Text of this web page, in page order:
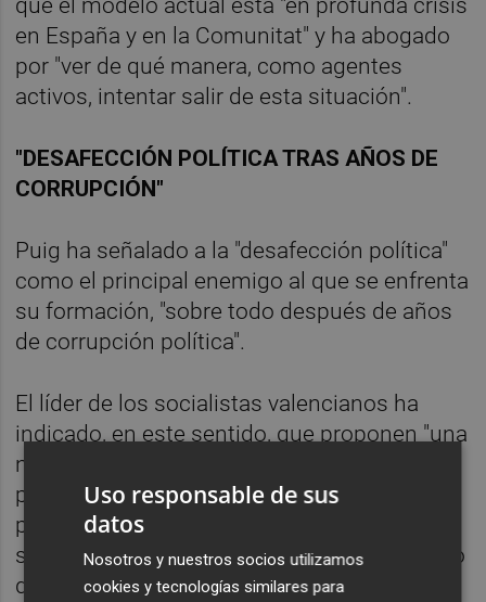
que el modelo actual está "en profunda crisis
en España y en la Comunitat" y ha abogado
por "ver de qué manera, como agentes
activos, intentar salir de esta situación".
"DESAFECCIÓN POLÍTICA TRAS AÑOS DE
CORRUPCIÓN"
Puig ha señalado a la "desafección política"
como el principal enemigo al que se enfrenta
su formación, "sobre todo después de años
de corrupción política".
El líder de los socialistas valencianos ha
indicado, en este sentido, que proponen "una
nueva Comunitat" al considerar que "el
proyecto popular está finiquitado". Así,
plantean "un nuevo proyecto de prosperidad
social que no deje al margen al 30 por ciento
de la sociedad", con un modelo "moderno,
Uso responsable de sus
datos
Nosotros y nuestros socios utilizamos
cookies y tecnologías similares para